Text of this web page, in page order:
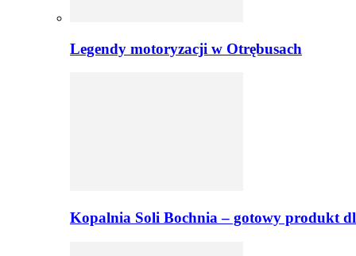
Legendy motoryzacji w Otrębusach
Kopalnia Soli Bochnia – gotowy produkt